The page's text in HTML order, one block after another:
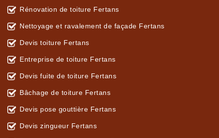
Rénovation de toiture Fertans
Nettoyage et ravalement de façade Fertans
Devis toiture Fertans
Entreprise de toiture Fertans
Devis fuite de toiture Fertans
Bâchage de toiture Fertans
Devis pose gouttière Fertans
Devis zingueur Fertans